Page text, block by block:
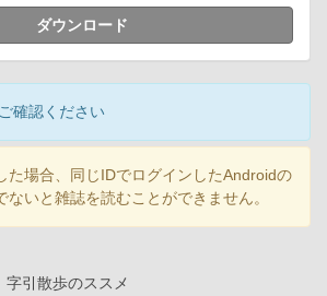
ダウンロード
確認ください
た場合、同じIDでログインしたAndroidの
ないと雑誌を読むことができません。
引散歩のススメ